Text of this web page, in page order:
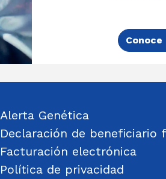
Alerta Genética
Declaración de beneficiario
Facturación electrónica
Política de privacidad